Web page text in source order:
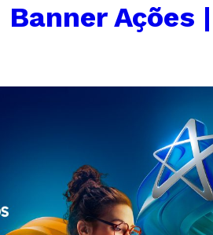
Banner Ações